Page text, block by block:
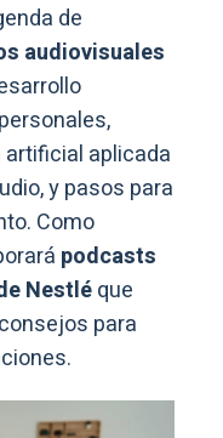
de
audiovisuales
aplicada
y pasos para
Como
podcasts
Nestléque
para